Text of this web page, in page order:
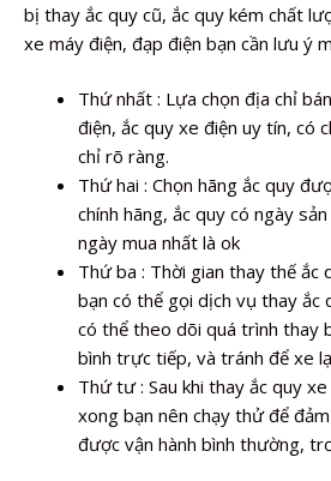
bị thay ắc quy cũ, ắc quy kém chất
xe máy điện, đạp điện bạn cần lưu ý
Thứ nhất : Lựa chọn địa chỉ
điện, ắc quy xe điện uy tín, có
chỉ rõ ràng.
Thứ hai : Chọn hãng ắc quy
chính hãng, ắc quy có ngày
ngày mua nhất là ok
Thứ ba : Thời gian thay thế ắc
bạn có thể gọi dịch vụ thay ắc
có thể theo dõi quá trình thay
bình trực tiếp, và tránh để xe
Thứ tư : Sau khi thay ắc quy
xong bạn nên chạy thử để
được vận hành bình thường,